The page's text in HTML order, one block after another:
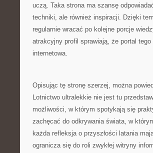
uczą. Taka strona ma szansę
techniki, ale również inspiracji. Dzięki
regularnie wracać po kolejne porcje
atrakcyjny profil sprawiają, że portal
internetowa.
Opisując tę stronę szerzej, można
Lotnictwo ultralekkie nie jest tu
możliwości, w którym spotykają się
zachęcać do odkrywania świata, w
każda refleksja o przyszłości latania
ogranicza się do roli zwykłej witryny